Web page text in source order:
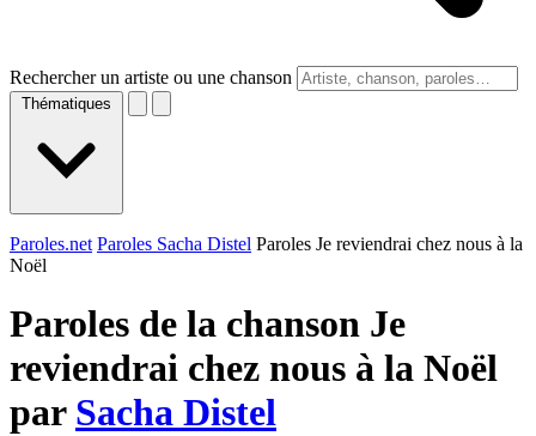
Rechercher un artiste ou une chanson
Thématiques
Paroles.net Paroles Sacha Distel Paroles Je reviendrai chez nous à la
Noël
Paroles de la chanson Je
reviendrai chez nous à la Noël
par Sacha Distel